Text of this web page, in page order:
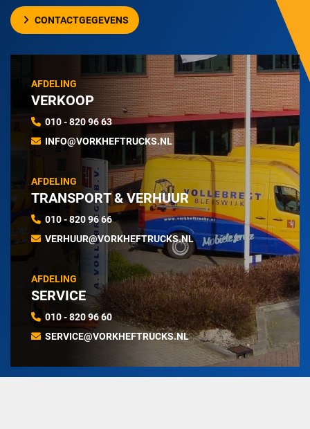
CONTACTGEGEVENS
AFDELING
VERKOOP
010 - 820 96 63
INFO@VORKHEFTRUCKS.NL
AFDELING
TRANSPORT & VERHUUR
010 - 820 96 66
VERHUUR@VORKHEFTRUCKS.NL
AFDELING
SERVICE
010 - 820 96 60
SERVICE@VORKHEFTRUCKS.NL